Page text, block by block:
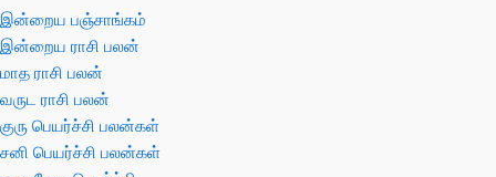
இன்றைய பஞ்சாங்கம்
இன்றைய ராசி பலன்
மாத ராசி பலன்
வருட ராசி பலன்
குரு பெயர்ச்சி பலன்கள்
சனி பெயர்ச்சி பலன்கள்